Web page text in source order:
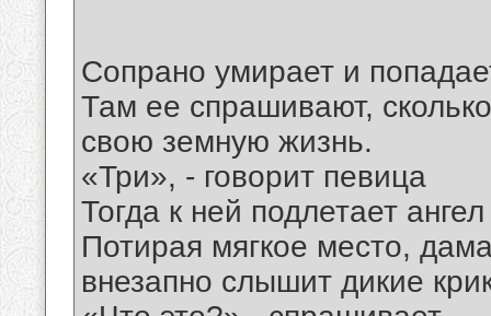
Сопрано умирает и
Там ее спрашивают,
свою земную жизнь.
«Три», - говорит певица
Тогда к ней подлетает
Потирая мягкое место,
внезапно слышит дикие